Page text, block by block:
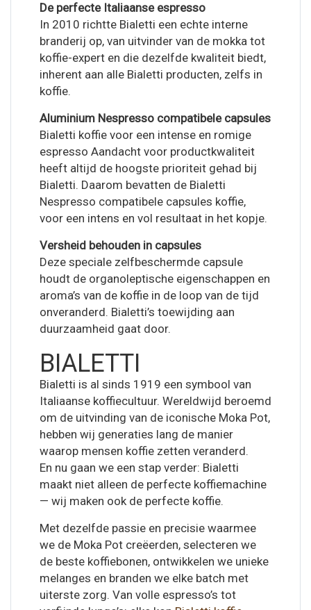
De perfecte Italiaanse espresso
In 2010 richtte Bialetti een echte interne
branderij op, van uitvinder van de mokka tot
koffie-expert en die dezelfde kwaliteit biedt,
inherent aan alle Bialetti producten, zelfs in
koffie.
Aluminium Nespresso compatibele capsules
Bialetti koffie voor een intense en romige
espresso Aandacht voor productkwaliteit
heeft altijd de hoogste prioriteit gehad bij
Bialetti. Daarom bevatten de Bialetti
Nespresso compatibele capsules koffie,
voor een intens en vol resultaat in het kopje.
Versheid behouden in capsules
Deze speciale zelfbeschermde capsule
houdt de organoleptische eigenschappen en
aroma’s van de koffie in de loop van de tijd
onveranderd. Bialetti’s toewijding aan
duurzaamheid gaat door.
BIALETTI
Bialetti is al sinds 1919 een symbool van
Italiaanse koffiecultuur. Wereldwijd beroemd
om de uitvinding van de iconische Moka Pot,
hebben wij generaties lang de manier
waarop mensen koffie zetten veranderd.
En nu gaan we een stap verder: Bialetti
maakt niet alleen de perfecte koffiemachine
— wij maken ook de perfecte koffie.
Met dezelfde passie en precisie waarmee
we de Moka Pot creëerden, selecteren we
de beste koffiebonen, ontwikkelen we unieke
melanges en branden we elke batch met
uiterste zorg. Van volle espresso’s tot